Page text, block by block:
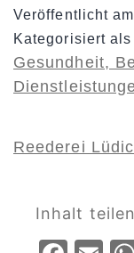
Veröffentlicht am
Kategorisiert
Gesundheit,
Reederei
Inhalt